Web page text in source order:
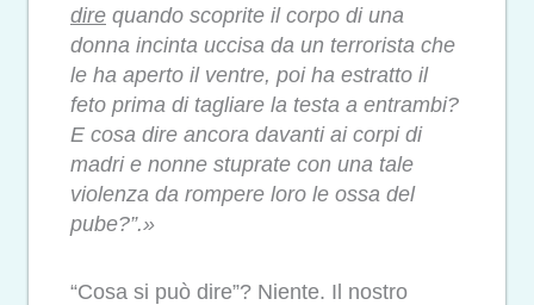
dire quando scoprite il corpo di una
donna incinta uccisa da un terrorista che
le ha aperto il ventre, poi ha estratto il
feto prima di tagliare la testa a entrambi?
E cosa dire ancora davanti ai corpi di
madri e nonne stuprate con una tale
violenza da rompere loro le ossa del
pube?”.»
“Cosa si può dire”? Niente. Il nostro